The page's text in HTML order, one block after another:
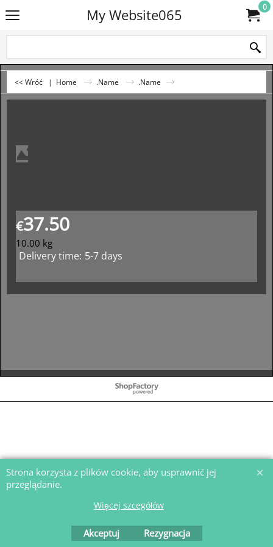
My Website065 0
<< Wróć | Home .Name .Name
€37.50
10.00 kg
Delivery time: 5-7 days
To create online store
ShopFactory eCommerce
Strona korzysta z plików cookie, aby usprawnić jej
przeglądanie.
Więcej szcegółów
Akceptuj Rezygnacja